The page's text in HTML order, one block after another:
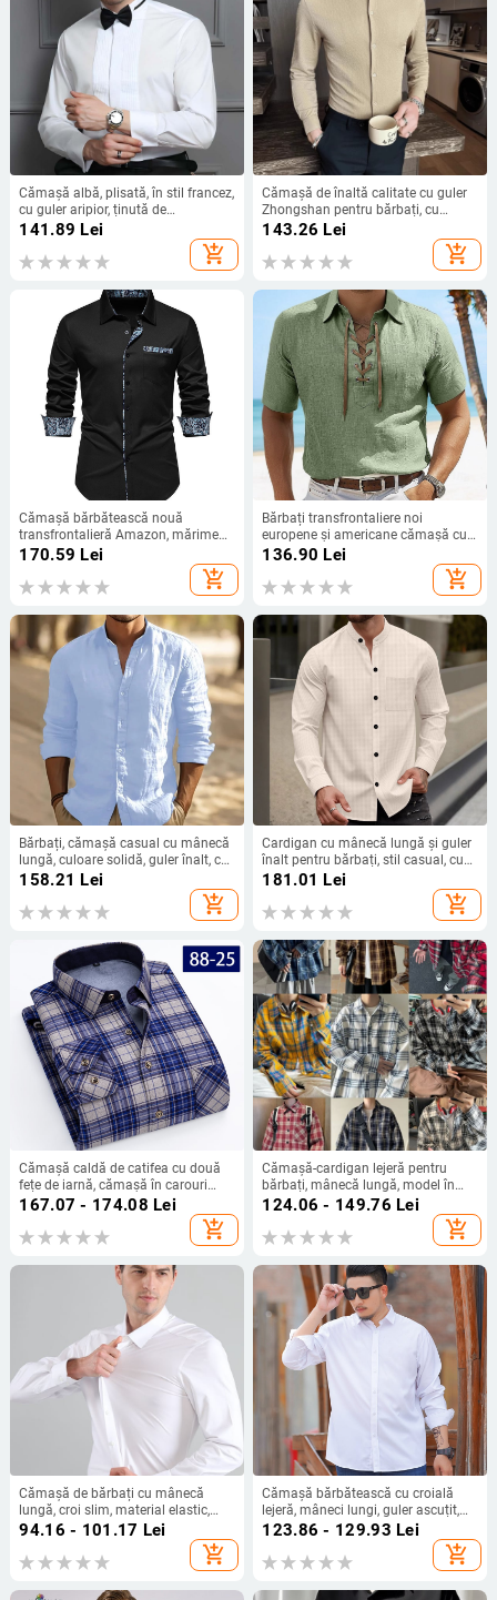
Cămașă albă, plisată, în stil francez,
cu guler aripior, ținută de
performanță pentru bărbați,
cămașă de performanță pentru
gazdă de cor, bumbac pur
141.89 Lei
add_shopping_cart
Cămașă de înaltă calitate cu guler
Zhongshan pentru bărbați, cu
mânecă lungă, la modă, de brand,
toamnă, nouă, chineză, cu guler
ușor, casual, Planky, frumoasă
143.26 Lei
add_shopping_cart
Cămașă bărbătească nouă
transfrontalieră Amazon, mărime
europeană, stil britanic, cămașă
casual de culoare asortată, topuri
bărbătești, en-gros
170.59 Lei
add_shopping_cart
Bărbați transfrontaliere noi
europene și americane cămașă cu
dantelă de mărime mare, culoare
pură, casual, in, guler în V, cămașă
cu mânecă scurtă, lejeră
136.90 Lei
add_shopping_cart
Bărbați, cămașă casual cu mânecă
lungă, culoare solidă, guler înalt, cu
nasturi, comerț exterior
158.21 Lei
add_shopping_cart
Cardigan cu mânecă lungă și guler
înalt pentru bărbați, stil casual, cu
model Waffle, toamnă
181.01 Lei
add_shopping_cart
Cămașă caldă de catifea cu două
fețe de iarnă, cămașă în carouri
căptușită cu fleece, plus haine de
mărime mare pentru bărbați de
vârstă mijlocie, en-gros
167.07 - 174.08 Lei
add_shopping_cart
Cămașă-cardigan lejeră pentru
bărbați, mânecă lungă, model în
carouri, stil japonez retro, guler
ascuțit, amestec bumbac-poliester
(bumbac 31–50%), toamnă 2025
124.06 - 149.76 Lei
add_shopping_cart
Cămașă de bărbați cu mânecă
lungă, croi slim, material elastic,
fără călcare, guler ascuțit, poliester
94.16 - 101.17 Lei
add_shopping_cart
Cămașă bărbătească cu croială
lejeră, mâneci lungi, guler ascuțit,
model solid, stil business casual
cardigan (amestec de fibre chimice;
poliester principal 91–95%;
123.86 - 129.93 Lei
add_shopping_cart